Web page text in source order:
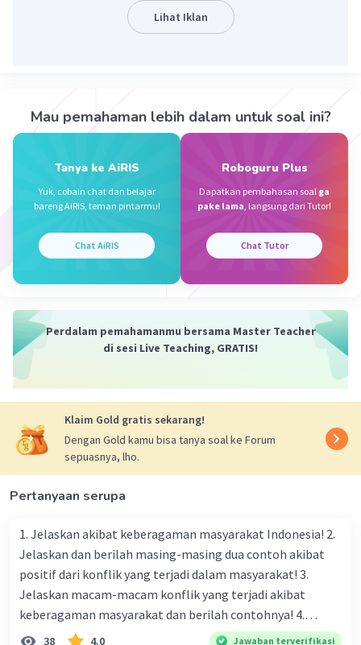
·0.0
Iklan
Dalam Bahasa Kutai, "tegak" bisa merujuk pada
keadaan atau posisi sesuatu yang berdiri atau
arti kata "tegak" dalam konteks tertentu,
mungkin bisa memberikan lebih banyak detail
agar saya dapat membantu dengan lebih tepat.
Beri Rating 0 Balas
Lihat Iklan
Mau pemahaman lebih dalam untuk soal ini?
Tanya ke AiRIS
Yuk, cobain chat dan belajar
bareng AiRIS, teman pintarmu!
Chat AiRIS
Roboguru Plus
Dapatkan pembahasan soal ga
pake lama, langsung dari Tutor!
Chat Tutor
Perdalam pemahamanmu bersama Master Teacher
di sesi Live Teaching, GRATIS!
Klaim Gold gratis sekarang!
Dengan Gold kamu bisa tanya soal ke Forum
sepuasnya, lho.
Pertanyaan serupa
1. Jelaskan akibat keberagaman masyarakat Indonesia! 2.
Jelaskan dan berilah masing-masing dua contoh akibat
positif dari konflik yang terjadi dalam masyarakat! 3.
Jelaskan macam-macam konflik yang terjadi akibat
keberagaman masyarakat dan berilah contohnya! 4.
Mengapa dalam masyarakat yang memiliki keberagaman
38 4.0 Jawaban terverifikasi